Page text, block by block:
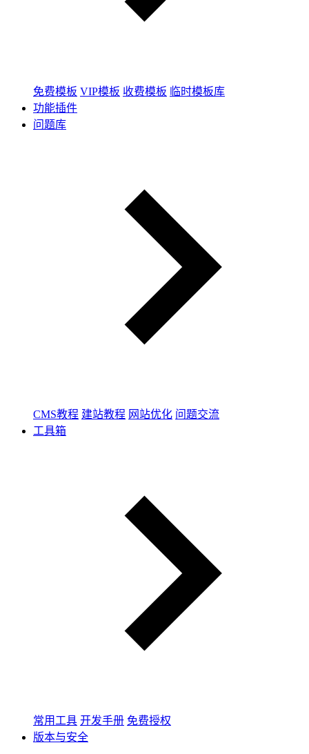
免费模板 VIP模板 收费模板 临时模板库
功能插件
问题库
CMS教程 建站教程 网站优化 问题交流
工具箱
常用工具 开发手册 免费授权
版本与安全